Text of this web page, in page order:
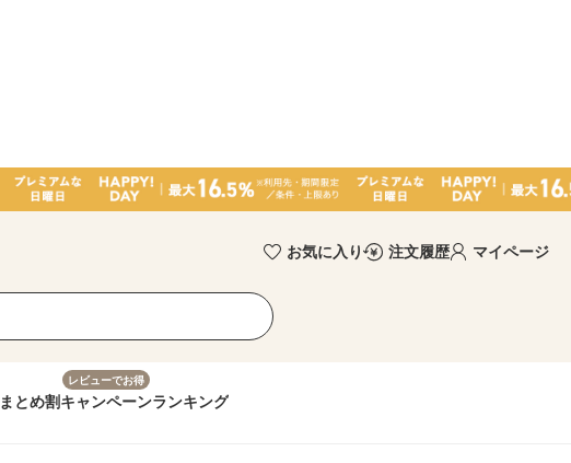
お気に入り 注文履歴 マイページ
まとめ割
レビューでお得
キャンペーンランキング